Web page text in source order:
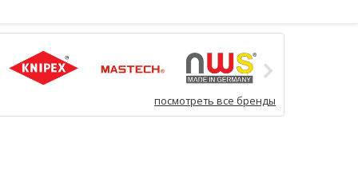
посмотреть все бренды